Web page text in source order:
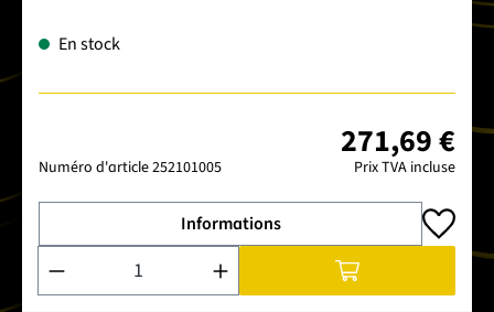
En stock
Numéro d'article252101005
271,69 €
Prix TVA incluse
Informations
Quantité de produit : Entrez la quantité souhaitée ou